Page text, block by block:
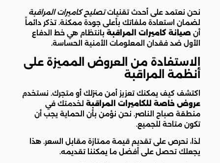
نحن نعتمد على أحدث تقنياتتصليح كاميرات المراقبة
لضمان استعادة ملفاتك بأعلى جودة ممكنة. تذكر دائماً
أن صيانة كاميرات المراقبة بانتظام هي خط الدفاع
الأول ضد فقدان المعلومات الأمنية الحساسة.
الاستفادة من العروض المميزة على
أنظمة المراقبة
اكتشف كيف يمكنك تعزيز أمن منزلك أو متجرك. نستخدم
عروض خاصة للكاميرات المراقبة لخدمتك في
منطقة صباح الناصر. نحن نؤمن بأن الحماية يجب أن
تكون متاحة للجميع.
لذا، نحرص على تقديم قيمة ممتازة مقابل السعر. هذا
يجعلك تحصل على أفضل ما يمكننا تقديمه.